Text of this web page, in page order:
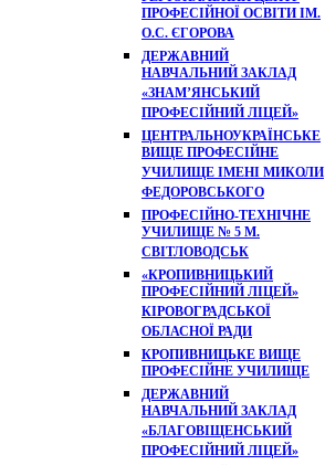
ПРОФЕСІЙНОЇ ОСВІТИ ІМ.
О.С. ЄГОРОВА
ДЕРЖАВНИЙ
НАВЧАЛЬНИЙ ЗАКЛАД
«ЗНАМ’ЯНСЬКИЙ
ПРОФЕСІЙНИЙ ЛІЦЕЙ»
ЦЕНТРАЛЬНОУКРАЇНСЬКЕ
ВИЩЕ ПРОФЕСІЙНЕ
УЧИЛИЩЕ ІМЕНІ МИКОЛИ
ФЕДОРОВСЬКОГО
ПРОФЕСІЙНО-ТЕХНІЧНЕ
УЧИЛИЩЕ № 5 М.
СВІТЛОВОДСЬК
«КРОПИВНИЦЬКИЙ
ПРОФЕСІЙНИЙ ЛІЦЕЙ»
КІРОВОГРАДСЬКОЇ
ОБЛАСНОЇ РАДИ
КРОПИВНИЦЬКЕ ВИЩЕ
ПРОФЕСІЙНЕ УЧИЛИЩЕ
ДЕРЖАВНИЙ
НАВЧАЛЬНИЙ ЗАКЛАД
«БЛАГОВІЩЕНСЬКИЙ
ПРОФЕСІЙНИЙ ЛІЦЕЙ»